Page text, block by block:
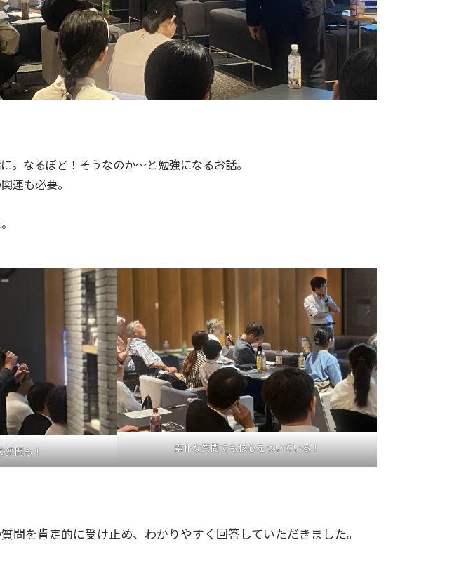
なるぼど！そうなのか～と勉強になるお話。
連も必要。
質問も！ 素朴な質問でも核心をついている！
を肯定的に受け止め、わかりやすく回答していただきました。